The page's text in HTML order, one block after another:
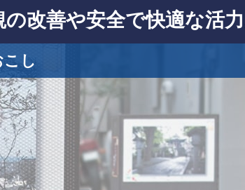
改善や安全で快適な活
し